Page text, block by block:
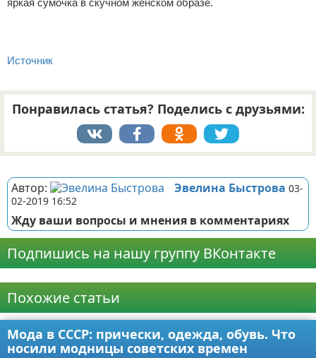
яркая сумочка в скучном женском образе.
Источник
Понравилась статья? Поделись с друзьями:
Автор: Эвелина Быстрова 03-
02-2019 16:52
Жду ваши вопросы и мнения в комментариях
Подпишись на нашу группу ВКонтакте
Похожие статьи
Мода в СССР: прически, одежда, обувь. Что
носили модницы советских времен